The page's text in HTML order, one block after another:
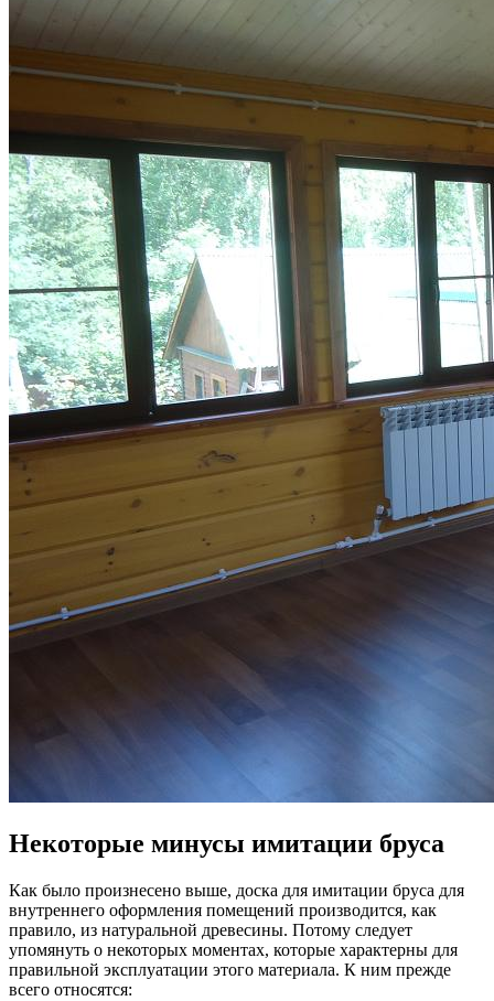
Некоторые минусы имитации бруса
Как было произнесено выше, доска для имитации бруса для
внутреннего оформления помещений производится, как
правило, из натуральной древесины. Потому следует
упомянуть о некоторых моментах, которые характерны для
правильной эксплуатации этого материала. К ним прежде
всего относятся: